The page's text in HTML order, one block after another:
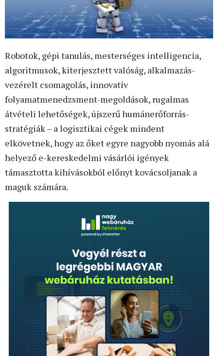
Robotok, gépi tanulás, mesterséges intelligencia,
algoritmusok, kiterjesztett valóság, alkalmazás-
vezérelt csomagolás, innovatív
folyamatmenedzsment-megoldások, rugalmas
átvételi lehetőségek, újszerű humánerőforrás-
stratégiák – a logisztikai cégek mindent
elkövetnek, hogy az őket egyre nagyobb nyomás alá
helyező e-kereskedelmi vásárlói igények
támasztotta kihívásokból előnyt kovácsoljanak a
maguk számára.